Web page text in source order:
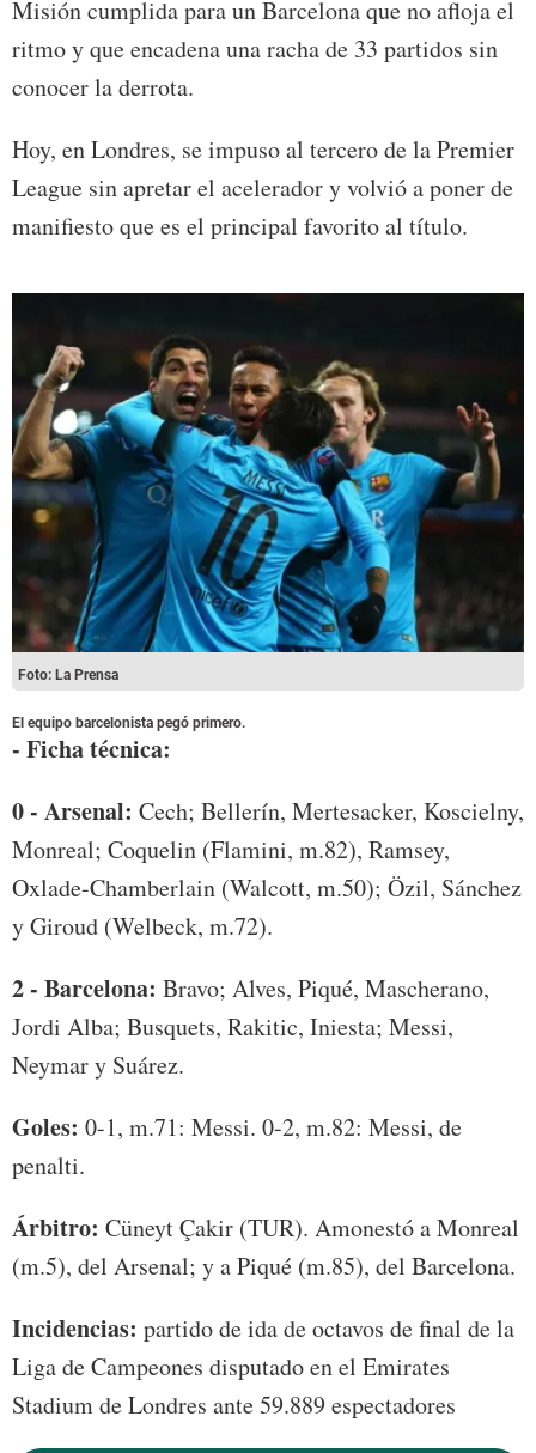
Misión cumplida para un Barcelona que no afloja el
ritmo y que encadena una racha de 33 partidos sin
conocer la derrota.
Hoy, en Londres, se impuso al tercero de la Premier
League sin apretar el acelerador y volvió a poner de
manifiesto que es el principal favorito al título.
Foto: La Prensa
El equipo barcelonista pegó primero.
- Ficha técnica:
0 - Arsenal: Cech; Bellerín, Mertesacker, Koscielny,
Monreal; Coquelin (Flamini, m.82), Ramsey,
Oxlade-Chamberlain (Walcott, m.50); Özil, Sánchez
y Giroud (Welbeck, m.72).
2 - Barcelona: Bravo; Alves, Piqué, Mascherano,
Jordi Alba; Busquets, Rakitic, Iniesta; Messi,
Neymar y Suárez.
Goles: 0-1, m.71: Messi. 0-2, m.82: Messi, de
penalti.
Árbitro: Cüneyt Çakir (TUR). Amonestó a Monreal
(m.5), del Arsenal; y a Piqué (m.85), del Barcelona.
Incidencias: partido de ida de octavos de final de la
Liga de Campeones disputado en el Emirates
Stadium de Londres ante 59.889 espectadores